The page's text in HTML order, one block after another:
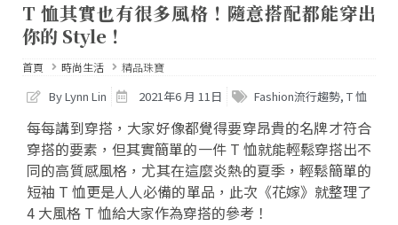
T 恤其實也有很多風格！隨意搭配都能穿出
你的 Style！
首頁 時尚生活 精品珠寶
By Lynn Lin 2021年6 月 11日 Fashion流行趨勢, T 恤
每每講到穿搭，大家好像都覺得要穿昂貴的名牌才符合
穿搭的要素，但其實簡單的一件 T 恤就能輕鬆穿搭出不
同的高質感風格，尤其在這麼炎熱的夏季，輕鬆簡單的
短袖 T 恤更是人人必備的單品，此次《花嫁》就整理了
4 大風格 T 恤給大家作為穿搭的參考！